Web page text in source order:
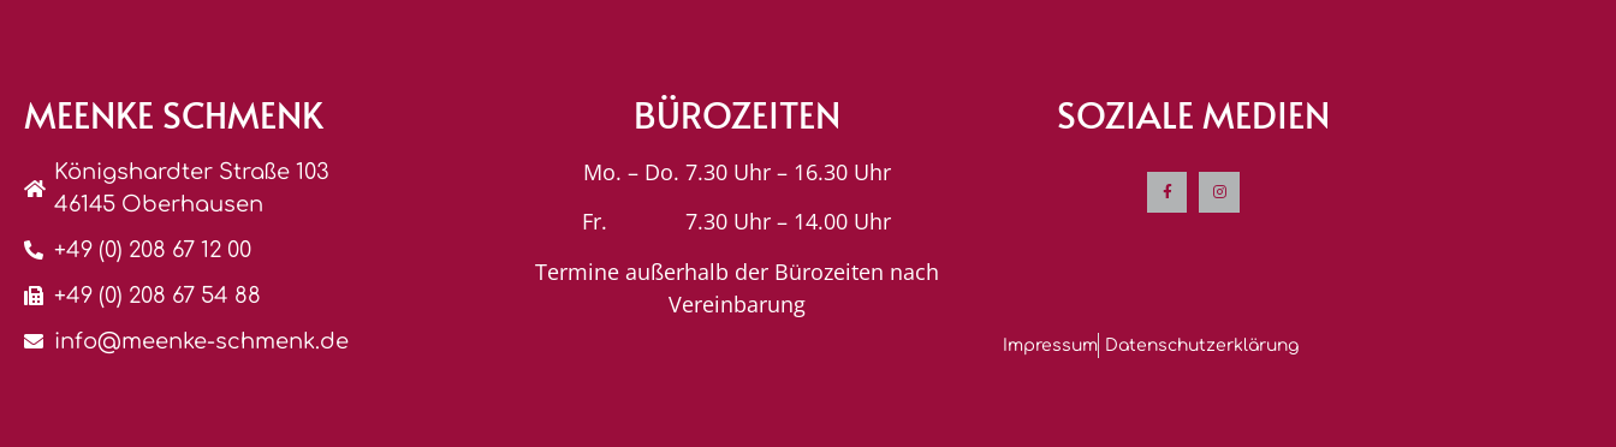
MEENKE SCHMENK
Königshardter Straße 103
46145 Oberhausen
+49 (0) 208 67 12 00
+49 (0) 208 67 54 88
info@meenke-schmenk.de
BÜROZEITEN
Mo. – Do. 7.30 Uhr – 16.30 Uhr
Fr. 7.30 Uhr – 14.00 Uhr
Termine außerhalb der Bürozeiten nach
Vereinbarung
SOZIALE MEDIEN
Impressum Datenschutzerklärung